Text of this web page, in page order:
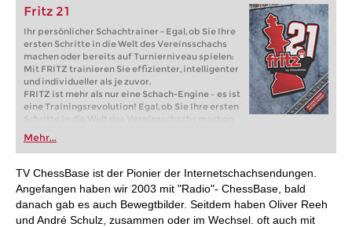
Fritz 21
Ihr persönlicher Schachtrainer - Egal, ob Sie Ihre
ersten Schritte in die Welt des Vereinsschachs
machen oder bereits auf Turnierniveau spielen:
Mit FRITZ trainieren Sie effizienter, intelligenter
und individueller als je zuvor.
FRITZ ist mehr als nur eine Schach-Engine – es ist
eine Trainingsrevolution! Egal, ob Sie Ihre ersten
Schritte in die Welt des Vereinsschachs machen
oder bereits auf Turnierniveau spielen: Mit
FRITZ trainieren Sie effizienter, intelligenter und
individueller als je zuvor.
Mehr...
TV ChessBase ist der Pionier der Internetschachsendungen.
Angefangen haben wir 2003 mit "Radio"- ChessBase, bald
danach gab es auch Bewegtbilder. Seitdem haben Oliver Reeh
und André Schulz, zusammen oder im Wechsel. oft auch mit